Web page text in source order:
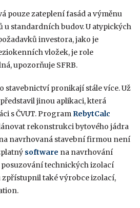
pouze zateplení fasád a výměnu
standardních budov. U atypických
investora, jako je
vložek, je role
upozorňuje SFRB.
stavebnictví pronikají stále více. Už
jinou aplikaci, která
s ČVUT. Program RebytCalc
rekonstrukci bytového jádra
navrhovaná stavební firmou není
software na navrhování
technických izolací
zpřístupnil také výrobce izolací,